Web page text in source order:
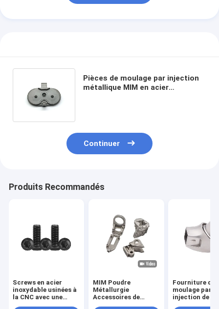
Pièces de moulage par injection
métallique MIM en acier
Continuer
Produits Recommandés
Screws en acier
inoxydable usinées à
la CNC avec une
MIM Poudre
Métallurgie
Accessoires de
Fourniture de
moulage par
injection de